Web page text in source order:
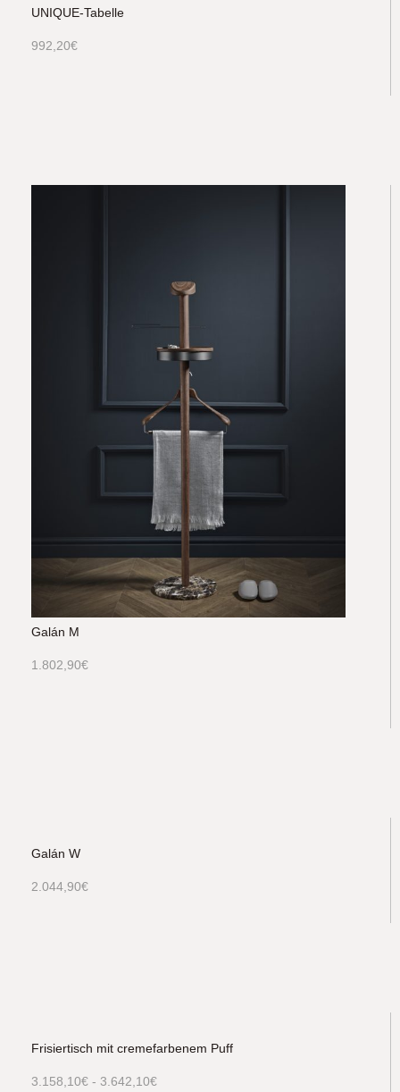
UNIQUE-Tabelle
992,20€
Galán M
1.802,90€
Galán W
2.044,90€
Frisiertisch mit cremefarbenem Puff
3.158,10€ - 3.642,10€